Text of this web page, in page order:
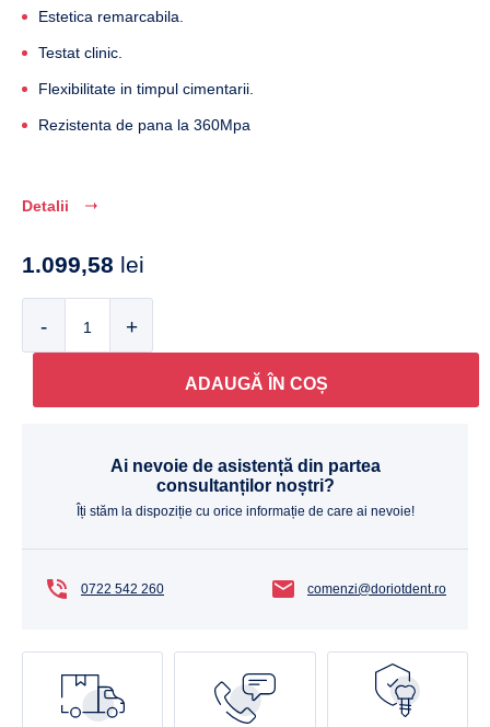
Estetica remarcabila.
Testat clinic.
Flexibilitate in timpul cimentarii.
Rezistenta de pana la 360Mpa
Detalii
1.099,58 lei
ADAUGĂ ÎN COȘ
Ai nevoie de asistență din partea
consultanților noștri?
Îți stăm la dispoziție cu orice informație de care ai nevoie!
0722 542 260 comenzi@doriotdent.ro